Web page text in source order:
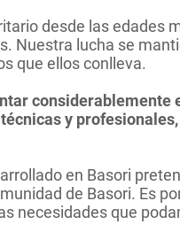
desde las edades
Nuestra lucha se
que ellos conlleva.
y
en Basori
de Basori. Es
necesidades que